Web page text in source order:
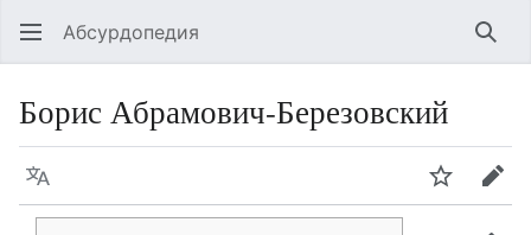
Абсурдопедия
Борис Абрамович-Березовский
Язык